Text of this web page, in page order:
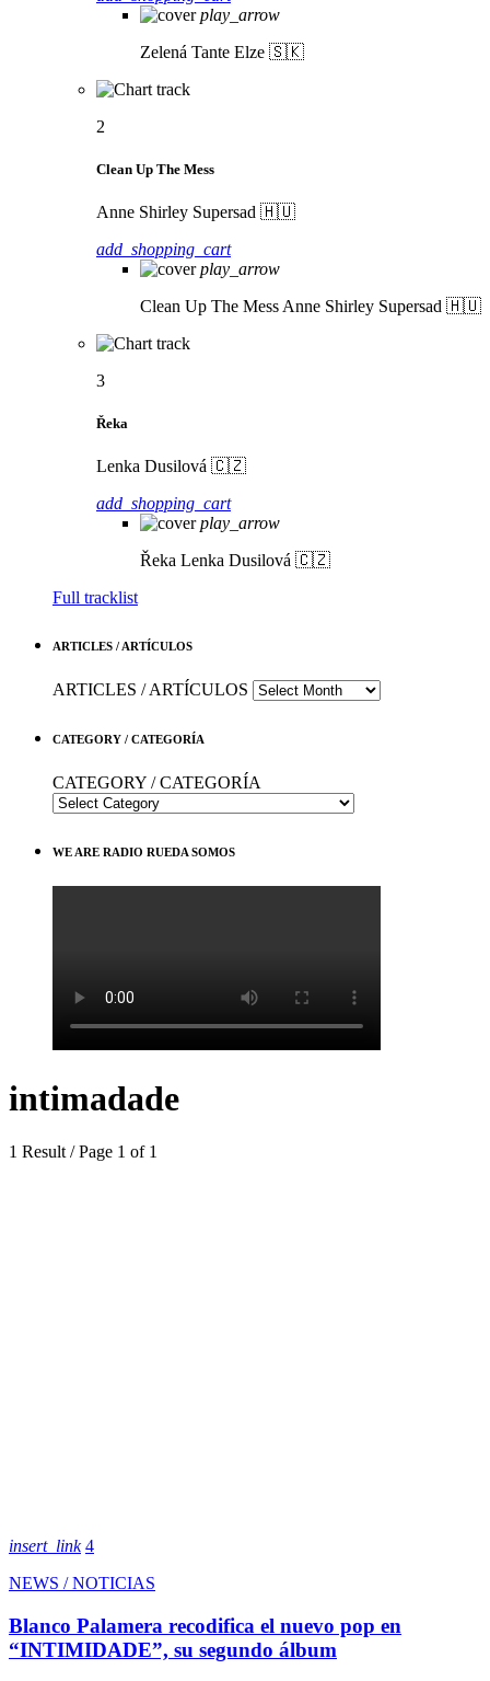
play_arrow
Zelená Tante Elze 🇸🇰
2
Clean Up The Mess
Anne Shirley Supersad 🇭🇺
add_shopping_cart
play_arrow
Clean Up The Mess Anne Shirley Supersad 🇭🇺
3
Řeka
Lenka Dusilová 🇨🇿
add_shopping_cart
play_arrow
Řeka Lenka Dusilová 🇨🇿
Full tracklist
ARTICLES / ARTÍCULOS
ARTICLES / ARTÍCULOS
CATEGORY / CATEGORÍA
CATEGORY / CATEGORÍA
WE ARE RADIO RUEDA SOMOS
intimadade
1 Result / Page 1 of 1
insert_link 4
NEWS / NOTICIAS
Blanco Palamera recodifica el nuevo pop en
“INTIMIDADE”, su segundo álbum